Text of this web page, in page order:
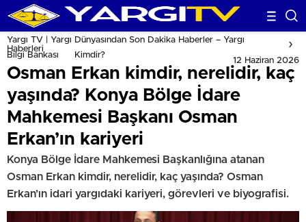
Yargı TV | Yargı Dünyasından Son Dakika Haberler – Yargı
Haberleri
Bilgi Bankası Kimdir?
12 Haziran 2026
Osman Erkan kimdir, nerelidir, kaç
yaşında? Konya Bölge İdare
Mahkemesi Başkanı Osman
Erkan’ın kariyeri
Konya Bölge İdare Mahkemesi Başkanlığına atanan
Osman Erkan kimdir, nerelidir, kaç yaşında? Osman
Erkan’ın idari yargıdaki kariyeri, görevleri ve biyografisi.